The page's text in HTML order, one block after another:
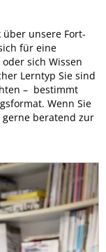
unsere Fort-
für eine
sich Wissen
Lerntyp Sie sind
– bestimmt
Wenn Sie
gerne beratend zur